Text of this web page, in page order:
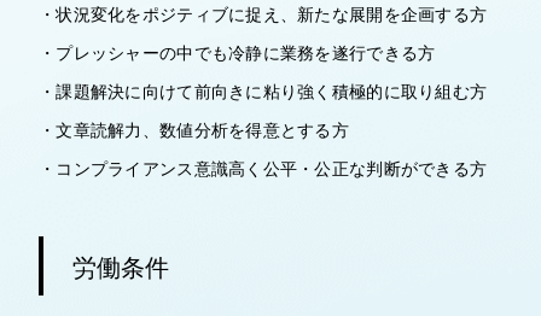
・状況変化をポジティブに捉え、新たな展開を企画する方
・プレッシャーの中でも冷静に業務を遂行できる方
・課題解決に向けて前向きに粘り強く積極的に取り組む方
・文章読解力、数値分析を得意とする方
・コンプライアンス意識高く公平・公正な判断ができる方
労働条件